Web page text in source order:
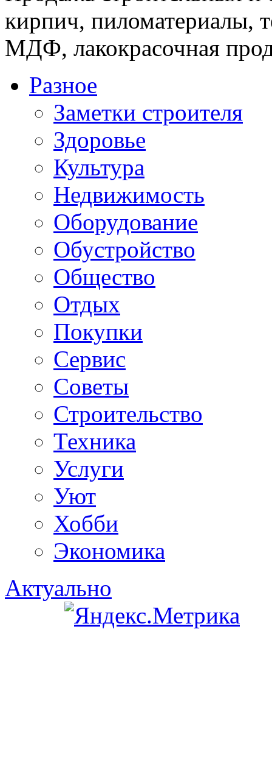
кирпич, пиломатериалы,
МДФ, лакокрасочная
Разное
Заметки строителя
Здоровье
Культура
Недвижимость
Оборудование
Обустройство
Общество
Отдых
Покупки
Сервис
Советы
Строительство
Техника
Услуги
Уют
Хобби
Экономика
Актуально